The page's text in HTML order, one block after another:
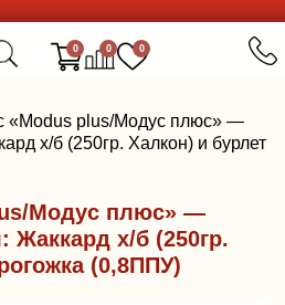
0 0 0
«Modus plus/Модус плюс» —
х/б (250гр. Халкон) и бурлет
Модус плюс» —
Жаккард х/б (250гр.
(0,8ППУ)